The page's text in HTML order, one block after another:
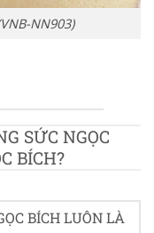
NN903)
SỨC NGỌC
BÍCH?
BÍCH LUÔN LÀ